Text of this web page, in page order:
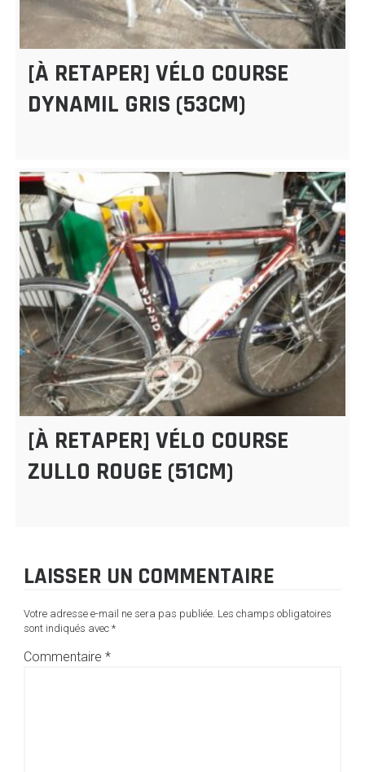
[À RETAPER] VÉLO COURSE
DYNAMIL GRIS (53CM)
[À RETAPER] VÉLO COURSE
ZULLO ROUGE (51CM)
LAISSER UN COMMENTAIRE
Votre adresse e-mail ne sera pas publiée. Les champs obligatoires
sont indiqués avec *
Commentaire *